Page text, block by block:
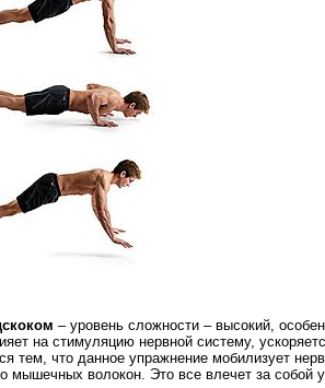
– уровень сложности – высокий,
на стимуляцию нервной систему,
тем, что данное упражнение мобилизует
мышечных волокон. Это все влечет за собой